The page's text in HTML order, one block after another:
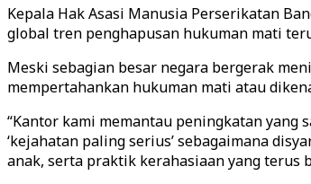
Kepala Hak Asasi Manusia Perserikatan
global tren penghapusan hukuman mati
Meski sebagian besar negara bergerak
mempertahankan hukuman mati atau
“Kantor kami memantau peningkatan
‘kejahatan paling serius’ sebagaimana
anak, serta praktik kerahasiaan yang terus